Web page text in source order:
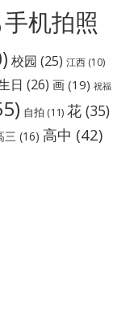
手机拍照
校园 (25) 江西 (10)
日 (26) 画 (19) 祝福
自拍 (11) 花 (35)
三 (16) 高中 (42)